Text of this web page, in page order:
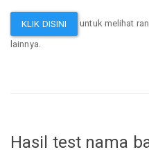
KLIK DISINI untuk melihat
lainnya.
Hasil test nama